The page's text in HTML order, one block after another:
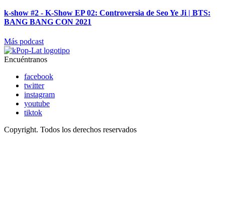
k-show #2 - K-Show EP 02: Controversia de Seo Ye Ji | BTS:
BANG BANG CON 2021
Más podcast
Encuéntranos
facebook
twitter
instagram
youtube
tiktok
Copyright. Todos los derechos reservados